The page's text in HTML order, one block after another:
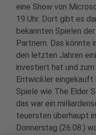
eine Show von
19 Uhr. Dort gibt es
bekannten Spielen
Partnern. Das könnte
den letzten Jahren
investiert hat und
Entwickler eingekauft
Spiele wie The Elder
das war ein
teuersten überhaupt
Donnerstag (26.08.)